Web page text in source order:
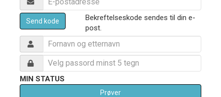
Send kode
Bekreftelseskode sendes til din e-
post.
MIN STATUS
Prøver